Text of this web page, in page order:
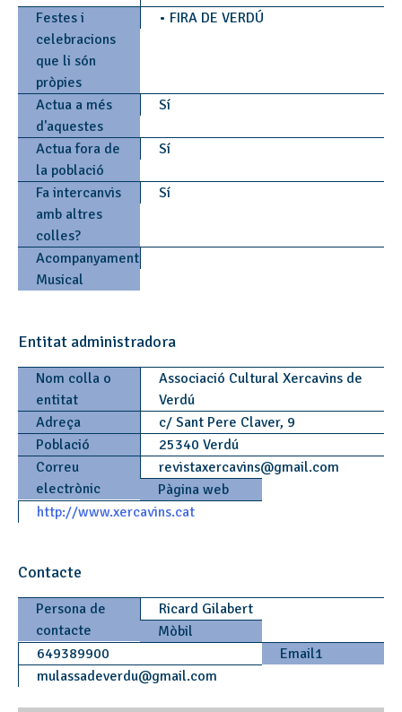
Festes i
celebracions
que li són
pròpies
• FIRA DE VERDÚ
Actua a més
d'aquestes
Sí
Actua fora de
la població
Sí
Fa intercanvis
amb altres
colles?
Sí
Acompanyament
Musical
Entitat administradora
Nom colla o
entitat
Associació Cultural Xercavins de
Verdú
Adreça
c/ Sant Pere Claver, 9
Població
25340 Verdú
Correu
electrònic
revistaxercavins@gmail.com
Pàgina web
http://www.xercavins.cat
Contacte
Persona de
contacte
Ricard Gilabert
Mòbil
649389900
Email1
mulassadeverdu@gmail.com